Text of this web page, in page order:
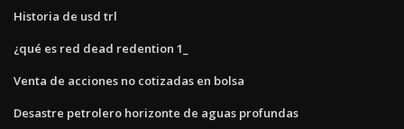
Historia de usd trl
¿qué es red dead redention 1_
Venta de acciones no cotizadas en bolsa
Desastre petrolero horizonte de aguas profundas